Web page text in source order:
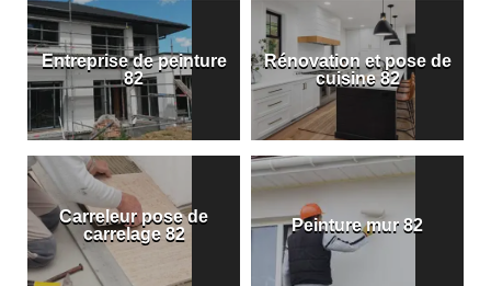
Entreprise de peinture
82
Rénovation et pose de
cuisine 82
Carreleur pose de
carrelage 82
Peinture mur 82